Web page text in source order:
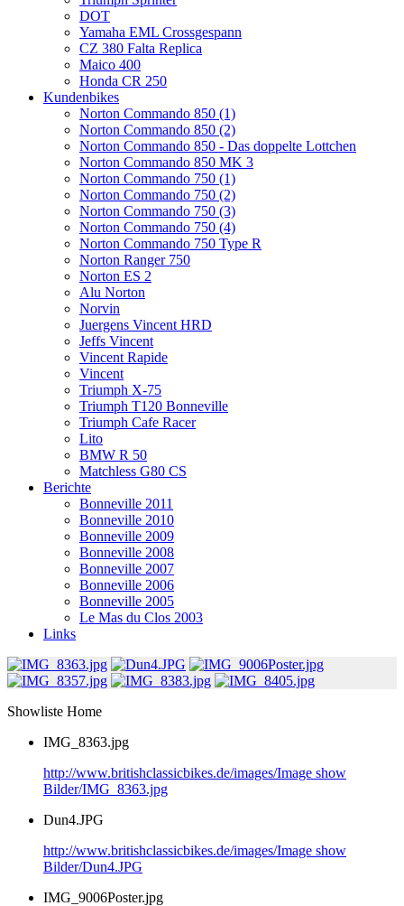
DOT
Yamaha EML Crossgespann
CZ 380 Falta Replica
Maico 400
Honda CR 250
Kundenbikes
Norton Commando 850 (1)
Norton Commando 850 (2)
Norton Commando 850 - Das doppelte Lottchen
Norton Commando 850 MK 3
Norton Commando 750 (1)
Norton Commando 750 (2)
Norton Commando 750 (3)
Norton Commando 750 (4)
Norton Commando 750 Type R
Norton Ranger 750
Norton ES 2
Alu Norton
Norvin
Juergens Vincent HRD
Jeffs Vincent
Vincent Rapide
Vincent
Triumph X-75
Triumph T120 Bonneville
Triumph Cafe Racer
Lito
BMW R 50
Matchless G80 CS
Berichte
Bonneville 2011
Bonneville 2010
Bonneville 2009
Bonneville 2008
Bonneville 2007
Bonneville 2006
Bonneville 2005
Le Mas du Clos 2003
Links
Showliste Home
IMG_8363.jpg
http://www.britishclassicbikes.de/images/Image show
Bilder/IMG_8363.jpg
Dun4.JPG
http://www.britishclassicbikes.de/images/Image show
Bilder/Dun4.JPG
IMG_9006Poster.jpg